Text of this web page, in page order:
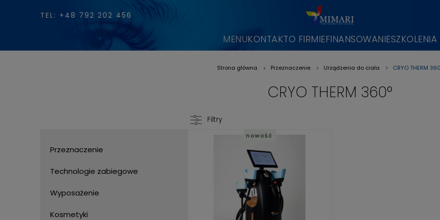
TEL: +48 792 202 456
MENUKONTAKTO FIRMIEFINANSOWANIESZKOLENIA
Strona główna Przeznaczenie Urządzenia do ciała CRYO THERM
CRYO THERM 360°
Przeznaczenie
Technologie zabiegowe
Wyposażenie
Kosmetyki
Filtry
nowość